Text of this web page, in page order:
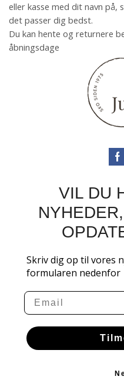
eller kasse med dit navn på,
det passer dig bedst.
Du kan hente og returnere
åbningsdage
VIL DU
Skriv dig op til vores
formularen nedenfor
Email